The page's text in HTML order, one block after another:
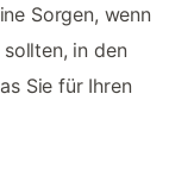
Sorgen, wenn
sollten, in den
Sie für Ihren